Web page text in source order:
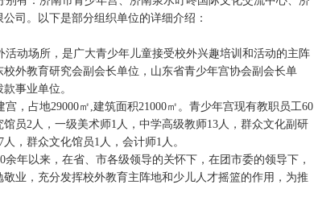
司。以下是部分组织单位的详细介绍：
动场所，是广大青少年儿童接受校外兴趣培训和活动的主阵
外教育研究会副会长单位，山东省青少年宫协会副会长单
事业单位。
，占地29000㎡,建筑面积21000㎡。青少年宫现有教职员工60
员2人，一级美术师1人，中学高级教师13人，群众文化副研
，群众文化馆员1人，会计师1人。
年以来，在省、市各级领导的关怀下，在团市委的领导下，
业，充分发挥校外教育主阵地和少儿人才摇篮的作用，为推